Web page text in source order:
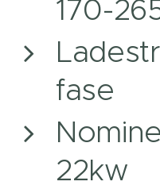
170-
fase
22kw